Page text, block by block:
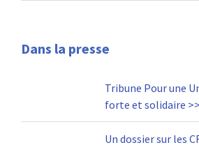
Dans la presse
Tribune Pour une
forte et solidaire >>
Un dossier sur les